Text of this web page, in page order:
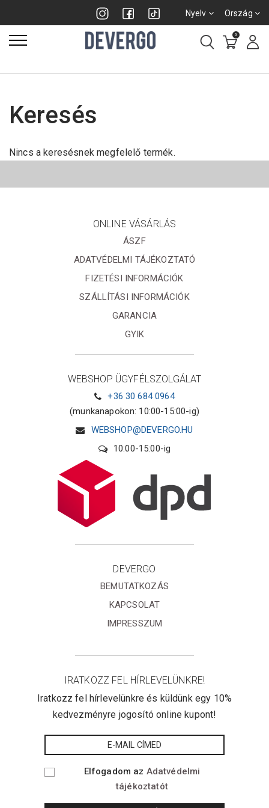
Nyelv Ország
0
Keresés
Nincs a keresésnek megfelelő termék.
ONLINE VÁSÁRLÁS
ÁSZF
ADATVÉDELMI TÁJÉKOZTATÓ
FIZETÉSI INFORMÁCIÓK
SZÁLLÍTÁSI INFORMÁCIÓK
GARANCIA
GYIK
WEBSHOP ÜGYFÉLSZOLGÁLAT
+36 30 684 0964
(munkanapokon: 10:00-15:00-ig)
WEBSHOP@DEVERGO.HU
10:00-15:00-ig
DEVERGO
BEMUTATKOZÁS
KAPCSOLAT
IMPRESSZUM
IRATKOZZ FEL HÍRLEVELÜNKRE!
Iratkozz fel hírlevelünkre és küldünk egy 10%
kedvezményre jogosító online kupont!
Elfogadom az Adatvédelmi
tájékoztatót